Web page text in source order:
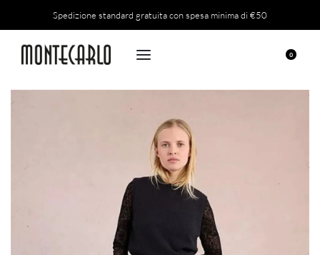
Spedizione standard gratuita con spesa minima di €50
0